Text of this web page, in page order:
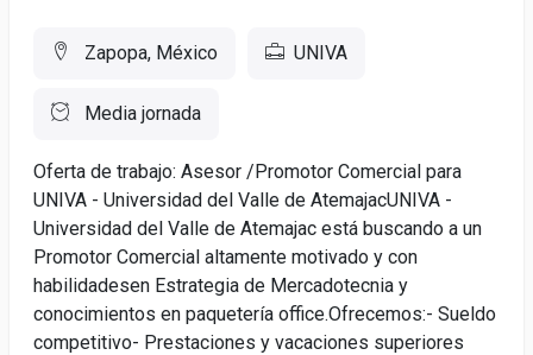
Zapopa, México UNIVA
Media jornada
Oferta de trabajo: Asesor /Promotor Comercial para
UNIVA - Universidad del Valle de AtemajacUNIVA -
Universidad del Valle de Atemajac está buscando a un
Promotor Comercial altamente motivado y con
habilidadesen Estrategia de Mercadotecnia y
conocimientos en paquetería office.Ofrecemos:- Sueldo
competitivo- Prestaciones y vacaciones superiores